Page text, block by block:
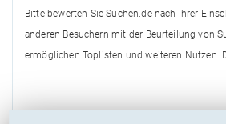
Bitte bewerten Sie Suchen.de nach Ihrer
anderen Besuchern mit der Beurteilung von
ermöglichen Toplisten und weiteren Nutzen.